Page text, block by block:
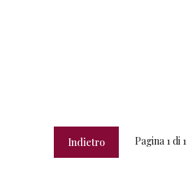
Indietro Pagina 1di 1